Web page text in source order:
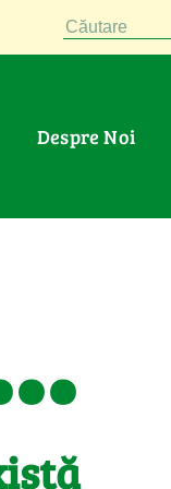
Căutare
Despre Noi